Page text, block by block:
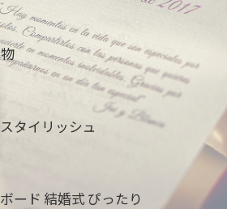
タイリッシュ
ード 結婚式 ぴったり